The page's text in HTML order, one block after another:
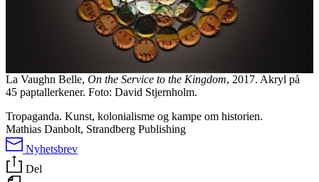
La Vaughn Belle, On the Service to the Kingdom, 2017. Akryl på
45 paptallerkener. Foto: David Stjernholm.
Tropaganda. Kunst, kolonialisme og kampe om historien.
Mathias Danbolt, Strandberg Publishing
Nyhetsbrev
Del